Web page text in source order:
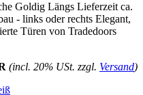
Goldig Längs Lieferzeit ca.
- links oder rechts Elegant,
Türen von Tradedoors
(incl. 20% USt. zzgl. Versand)